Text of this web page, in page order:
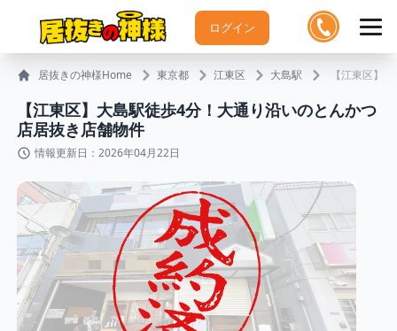
ログイン
居抜きの神様Home 東京都 江東区 大島駅 【江東区】
【江東区】大島駅徒歩4分！大通り沿いのとんかつ
店居抜き店舗物件
情報更新日：2026年04月22日